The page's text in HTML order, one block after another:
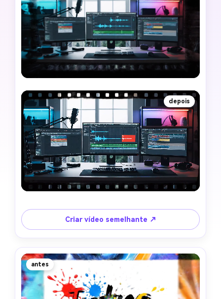
depois
Criar vídeo semelhante ↗
antes